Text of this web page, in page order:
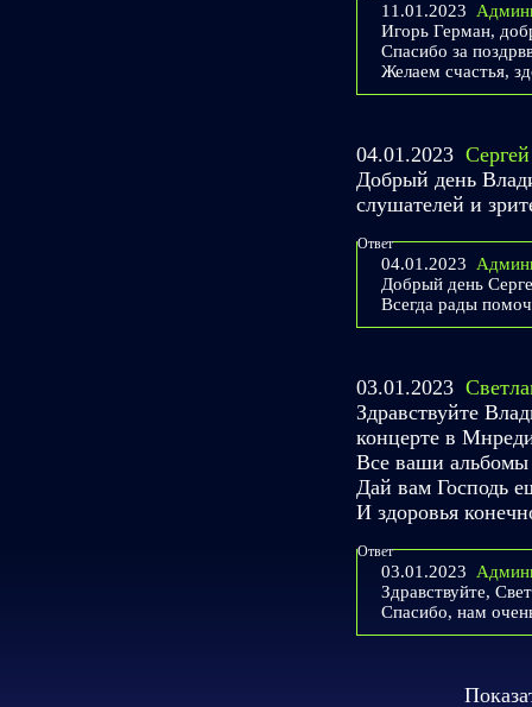
11.01.2023
Игорь Герман,
Спасибо за
Желаем счастья,
04.01.2023
Добрый день
слушателей и
Ответ
04.01.2023
Добрый день
Всегда рады
03.01.2023
Здравствуйте
концерте в
Все ваши альбомы
Дай вам Господь
И здоровья
Ответ
03.01.2023
Здравствуйте,
Спасибо, нам